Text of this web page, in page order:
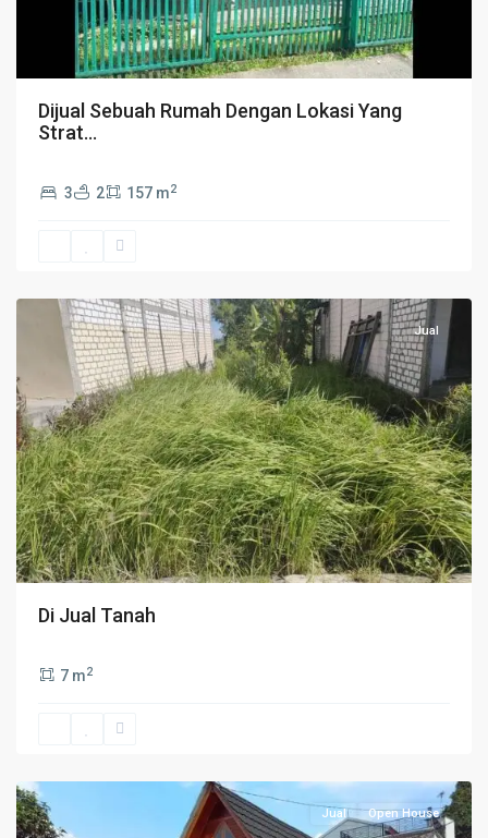
Dijual Sebuah Rumah Dengan Lokasi Yang
Strat...
3 2 157 m2
Jual
Di Jual Tanah
7 m2
Jual Open House